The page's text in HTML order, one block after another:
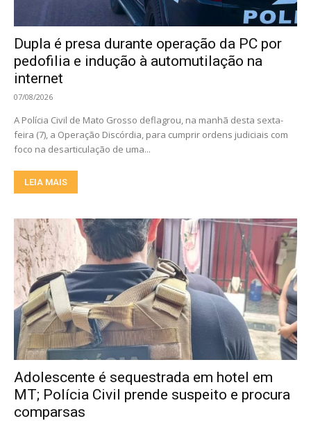
Dupla é presa durante operação da PC por
pedofilia e indução à automutilação na
internet
07/08/2026
A Polícia Civil de Mato Grosso deflagrou, na manhã desta sexta-
feira (7), a Operação Discórdia, para cumprir ordens judiciais com
foco na desarticulação de uma...
LEIA MAIS
Adolescente é sequestrada em hotel em
MT; Polícia Civil prende suspeito e procura
comparsas